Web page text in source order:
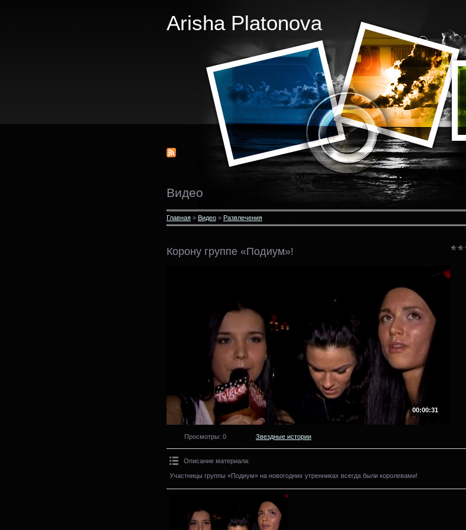
Arisha Platonova
Видео
Главная » Видео » Развлечения
Корону группе «Подиум»!
00:00:31
Просмотры: 0 Звездные истории
Описание материала:
Участницы группы «Подиум» на новогодних утренниках всегда были королевами!